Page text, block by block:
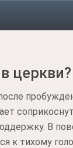
церкви?
В
к тихому